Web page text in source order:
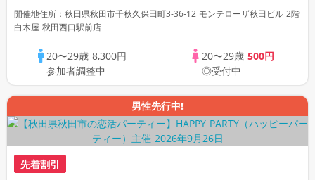
開催地住所：秋田県秋田市千秋久保田町3-36-12 モンテローザ秋田ビル 2階
白木屋 秋田西口駅前店
20〜29歳 8,300円
参加者調整中
20〜29歳 500円
◎受付中
男性先行中!
先着割引